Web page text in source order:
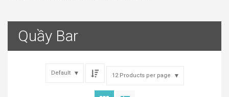
Quầy Bar
Default 12 Products per page